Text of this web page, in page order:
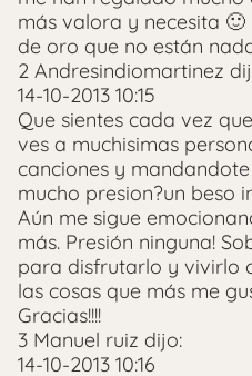
más valora y necesita
de oro que no están
2 Andresindiomartinez
14-10-2013 10:15
Que sientes cada vez
ves a muchisimas
canciones y
mucho presion?un beso
Aún me sigue
más. Presión ninguna!
para disfrutarlo y vivirlo
las cosas que más me
Gracias!!!!
3 Manuel ruiz dijo:
14-10-2013 10:16